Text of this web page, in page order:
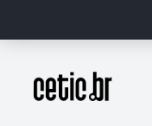
Página inicial